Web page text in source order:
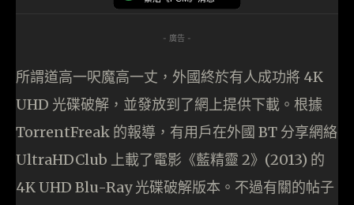
- 廣告 -
所謂道高一呎魔高一丈，外國終於有人成功將 4K
UHD 光碟破解，並發放到了網上提供下載。根據
TorrentFreak 的報導，有用戶在外國 BT 分享網絡
UltraHDClub 上載了電影《藍精靈 2》(2013) 的
4K UHD Blu-Ray 光碟破解版本。不過有關的帖子